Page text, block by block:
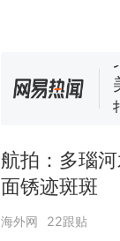
航拍：多瑙
面锈迹斑斑
海外网 22跟贴